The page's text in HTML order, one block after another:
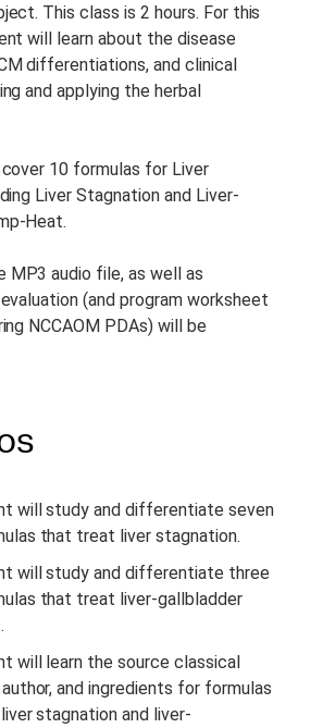
This class is 2 hours. For this
will learn about the disease
differentiations, and clinical
and applying the herbal
10 formulas for Liver
Liver Stagnation and Liver-
Heat.
MP3 audio file, as well as
(and program worksheet
NCCAOM PDAs) will be
will study and differentiate seven
that treat liver stagnation.
will study and differentiate three
that treat liver-gallbladder
will learn the source classical
and ingredients for formulas
stagnation and liver-
Do Curso: 2 h
Do Curso:Notes
with this course.